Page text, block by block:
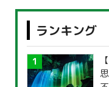
ランキング